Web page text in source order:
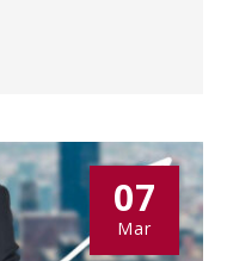
07
Mar